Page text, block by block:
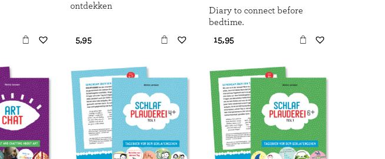
ontdekken
€ 5,95
Diary to connect before
bedtime.
€ 15,95